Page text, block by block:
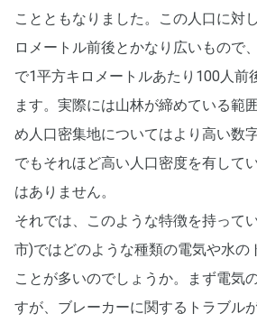
ことともなりました。この人口に対
ロメートル前後とかなり広いもので
で1平方キロメートルあたり100人前
ます。実際には山林が締めている範
め人口密集地についてはより高い数
でもそれほど高い人口密度を有して
はありません。
それでは、このような特徴を持って
市)ではどのような種類の電気や水の
ことが多いのでしょうか。まず電気
すが、ブレーカーに関するトラブル